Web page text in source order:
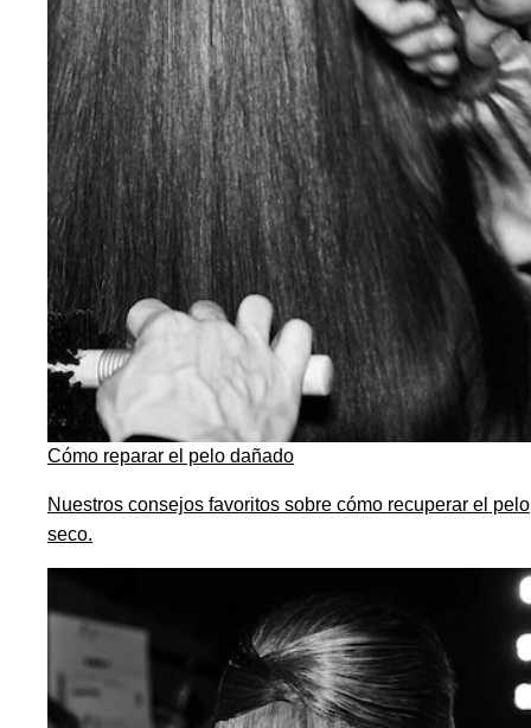
Cómo reparar el pelo dañado
Nuestros consejos favoritos sobre cómo recuperar el pelo
seco.